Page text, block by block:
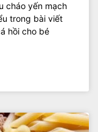
cháo yến mạch
trong bài viết
hồi cho bé